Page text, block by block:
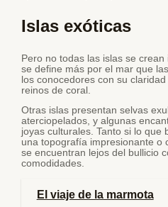
Islas exóticas
Pero no todas las islas se
se define más por el mar que
los conocedores con su
reinos de coral.
Otras islas presentan selvas
aterciopelados, y algunas
joyas culturales. Tanto si lo que
una topografía impresionante o
se encuentran lejos del bullicio
comodidades.
El viaje de la marmota